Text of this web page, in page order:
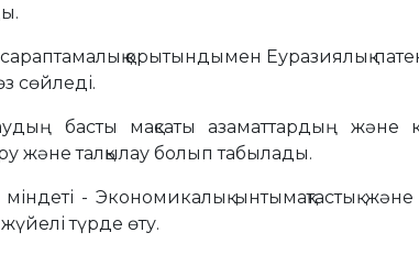
қорытындымен Еуразиялық
сөйледі.
басты мақсаты азаматтардың және
және талқылау болып табылады.
- Экономикалық ынтымақтастық
түрде өту.